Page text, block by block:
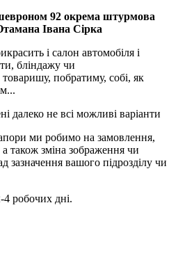
92 окрема штурмова
Івана Сірка
і салон автомобіля і
бліндажу чи
побратиму, собі, як
далеко не всі можливі варіанти
ми робимо на замовлення,
також зміна зображення чи
зазначення вашого підрозділу чи
робочих дні.